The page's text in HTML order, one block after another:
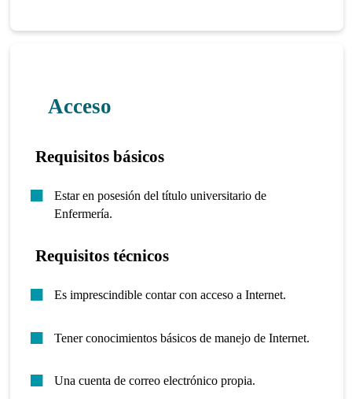
Acceso
Requisitos básicos
Estar en posesión del título universitario de
Enfermería.
Requisitos técnicos
Es imprescindible contar con acceso a Internet.
Tener conocimientos básicos de manejo de Internet.
Una cuenta de correo electrónico propia.